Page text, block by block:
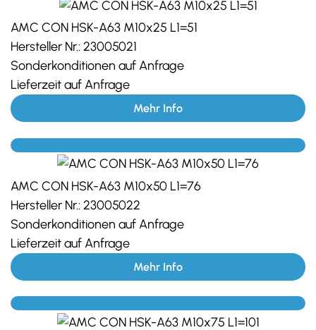
AMC CON HSK-A63 M10x25 L1=51
Hersteller Nr.: 23005021
Sonderkonditionen auf Anfrage
Lieferzeit auf Anfrage
Mehr Info
AMC CON HSK-A63 M10x50 L1=76
Hersteller Nr.: 23005022
Sonderkonditionen auf Anfrage
Lieferzeit auf Anfrage
Mehr Info